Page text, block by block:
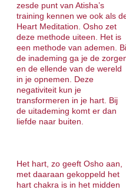
zesde punt van Atisha’s
training kennen we ook als
Heart Meditation. Osho zet
deze methode uiteen. Het is
een methode van ademen.
de inademing ga je de
en de ellende van de wereld
in je opnemen. Deze
negativiteit kun je
transformeren in je hart. Bij
de uitademing komt er dan
liefde naar buiten.
Het hart, zo geeft Osho aan,
met daaraan gekoppeld het
hart chakra is in het midden